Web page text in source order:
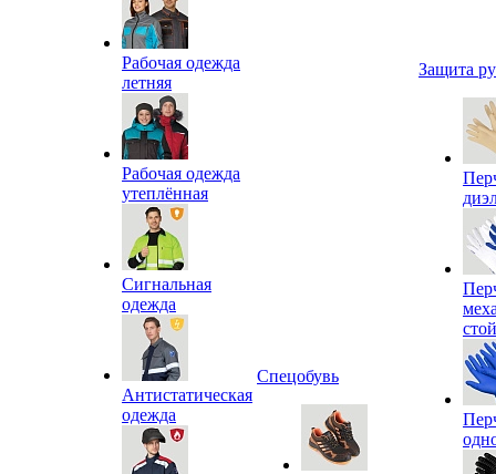
Рабочая одежда
летняя
Рабочая одежда
утеплённая
Сигнальная
одежда
Антистатическая
одежда
Спецобувь
Защита